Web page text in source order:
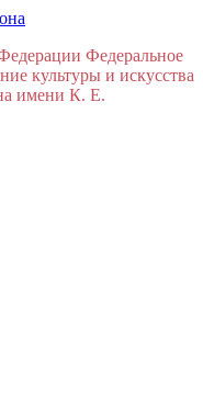
Федеральное
культуры и искусства
имени К. Е.